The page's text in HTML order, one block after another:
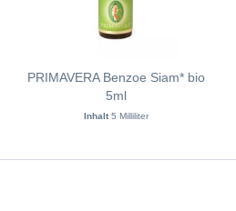
PRIMAVERA Benzoe Siam* bio
5ml
Inhalt 5 Milliliter